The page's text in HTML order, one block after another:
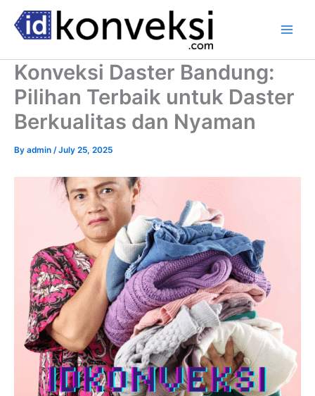
content
Konveksi Daster Bandung:
Pilihan Terbaik untuk Daster
Berkualitas dan Nyaman
By admin /July 25, 2025